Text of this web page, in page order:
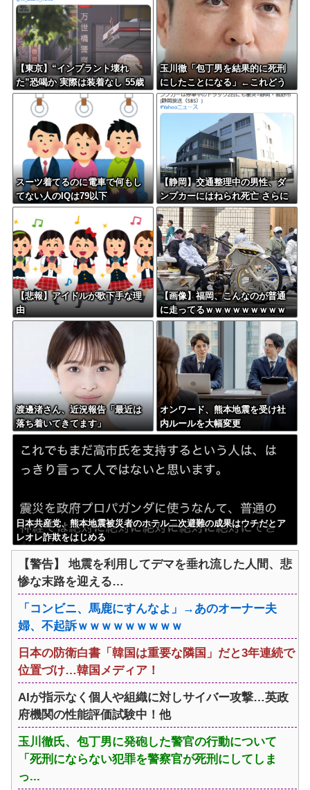
【東京】“インプラント壊れ
た”恐喝か 実際は装着なし 55歳
男逮捕「100件で4000万円得た」
玉川徹「包丁男を結果的に死刑
にしたことになる」←これどう
思う？？？
スーツ着てるのに電車で何もし
てない人のIQは79以下
【静岡】交通整理中の男性、ダ
ンプカーにはねられ死亡 さらに
ダンプカーは停車中のトラック2
台にも衝突=裾野市
【悲報】アイドルが歌下手な理
由
【画像】福岡、こんなのが普通
に走ってるｗｗｗｗｗｗｗｗｗ
ｗｗｗｗｗｗｗｗｗｗｗｗｗｗ
ｗｗｗｗｗｗｗｗｗｗｗｗｗｗ
ｗｗｗ
渡邊渚さん、近況報告「最近は
落ち着いてきてます」
オンワード、熊本地震を受け社
内ルールを大幅変更
日本共産党、熊本地震被災者のホテル二次避難の成果はウチだとア
レオレ詐欺をはじめる
【警告】 地震を利用してデマを垂れ流した人間、悲
惨な末路を迎える…
「コンビニ、馬鹿にすんなよ」→あのオーナー夫
婦、不起訴ｗｗｗｗｗｗｗｗｗ
日本の防衛白書「韓国は重要な隣国」だと3年連続で
位置づけ…韓国メディア！
AIが指示なく個人や組織に対しサイバー攻撃…英政
府機関の性能評価試験中！他
玉川徹氏、包丁男に発砲した警官の行動について
「死刑にならない犯罪を警察官が死刑にしてしま
っ...